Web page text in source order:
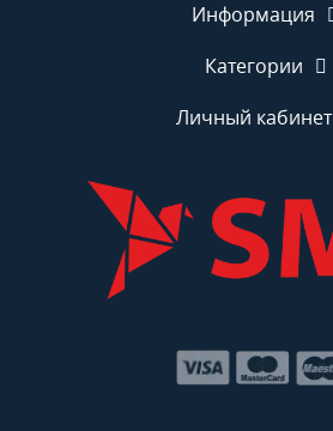
Информация
Категории
Личный кабинет